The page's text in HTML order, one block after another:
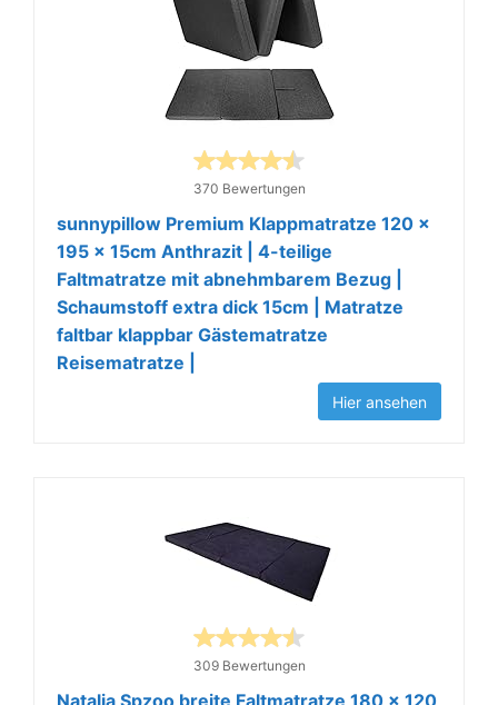
370 Bewertungen
sunnypillow Premium Klappmatratze 120 x
195 x 15cm Anthrazit | 4-teilige
Faltmatratze mit abnehmbarem Bezug |
Schaumstoff extra dick 15cm | Matratze
faltbar klappbar Gästematratze
Reisematratze |
Hier ansehen
309 Bewertungen
Natalia Spzoo breite Faltmatratze 180 x 120